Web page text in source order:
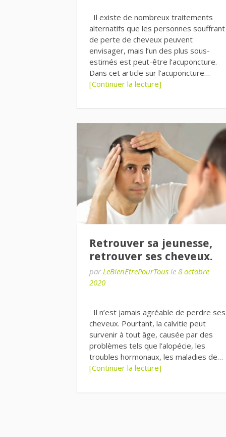
Il existe de nombreux traitements
alternatifs que les personnes souffrant
de perte de cheveux peuvent
envisager, mais l’un des plus sous-
estimés est peut-être l’acuponcture.
Dans cet article sur l’acuponcture…
[Continuer la lecture]
Retrouver sa jeunesse,
retrouver ses cheveux.
par LeBienEtrePourTous le 8 octobre
2020
Il n’est jamais agréable de perdre ses
cheveux. Pourtant, la calvitie peut
survenir à tout âge, causée par des
problèmes tels que l’alopécie, les
troubles hormonaux, les maladies de…
[Continuer la lecture]